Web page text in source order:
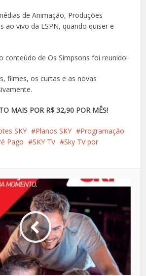
de Animação, Produções
ao vivo da ESPN, quando quiser e
conteúdo de Os Simpsons foi reunido!
filmes, os curtas e as novas
MAIS POR R$ 32,90 POR MÊS!
SKY Planos SKY
Programação
Pago SKY TV
Sky TV por